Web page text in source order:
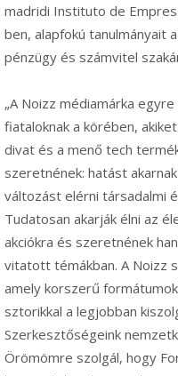
madridi Instituto de
ben, alapfokú tanulmányait
pénzügy és számvitel
„A Noizz médiamárka
fiataloknak a körében,
divat és a menő tech
szeretnének: hatást
változást elérni társadalmi
Tudatosan akarják élni az
akciókra és szeretnének
vitatott témákban. A Noizz
amely korszerű
sztorikkal a legjobban
Szerkesztőségeink
Örömömre szolgál, hogy